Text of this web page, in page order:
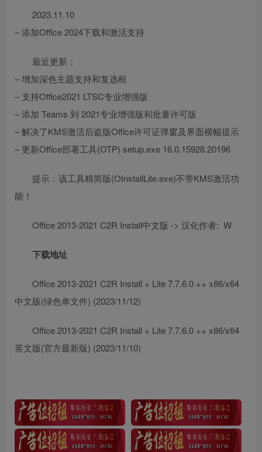
2023.11.10
– 添加Office 2024下载和激活支持
最近更新：
– 增加深色主题支持和复选框
– 支持Office2021 LTSC专业增强版
– 添加 Teams 到 2021专业增强版和批量许可版
– 解决了KMS激活后盗版Office许可证弹窗及界面横幅提示
– 更新Office部署工具(OTP) setup.exe 16.0.15928.20196
提示：该工具精简版(OInstallLite.exe)不带KMS激活功
能！
Office 2013-2021 C2R Install中文版 -> 汉化作者: W
下载地址
Office 2013-2021 C2R Install + Lite 7.7.6.0 ++ x86/x64
中文版(绿色单文件) (2023/11/12)
Office 2013-2021 C2R Install + Lite 7.7.6.0 ++ x86/x64
英文版(官方最新版) (2023/11/10)